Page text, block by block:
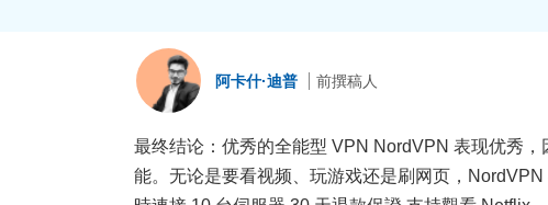
阿卡什·迪普 前撰稿人
最终结论：优秀的全能型 VPN NordVPN 表现优秀
能。无论是要看视频、玩游戏还是刷网页，